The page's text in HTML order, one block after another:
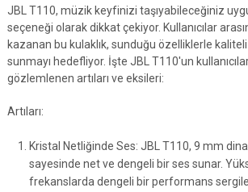
JBL T110, müzik keyfinizi taşıyabileceğiniz
seçeneği olarak dikkat çekiyor. Kullanıcılar
kazanan bu kulaklık, sunduğu özelliklerle
sunmayı hedefliyor. İşte JBL T110'un
gözlemlenen artıları ve eksileri:
Artıları:
Kristal Netliğinde Ses: JBL T110, 9 mm
sayesinde net ve dengeli bir ses sunar.
frekanslarda dengeli bir performans